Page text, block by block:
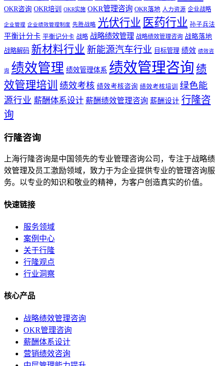
OKR咨询 OKR培训 OKR实施 OKR管理咨询 OKR落地 人力资源 企业战略
企业管理 企业绩效管理制度 先胜战略 光伏行业 医药行业 孙子兵法
平衡计分卡 平衡记分卡 战略 战略绩效管理 战略绩效管理咨询 战略落地
战略解码 新材料行业 新能源汽车行业 目标管理 绩效 绩效咨
询 绩效管理 绩效管理体系 绩效管理咨询 绩
效管理培训 绩效考核 绩效考核咨询 绩效考核培训
绿色能
源行业 薪酬体系设计 薪酬绩效管理咨询 薪酬设计 行隆咨
询
行隆咨询
上海行隆咨询是中国领先的专业管理咨询公司，专注于战略绩
效管理及员工激励领域，致力于为企业提供专业的管理咨询服
务。以专业的知识和敬业的精神，为客户创造真实的价值。
快速链接
服务领域
案例中心
关于行隆
行隆观点
行业洞察
核心产品
战略绩效管理咨询
OKR管理咨询
薪酬体系设计
营销绩效咨询